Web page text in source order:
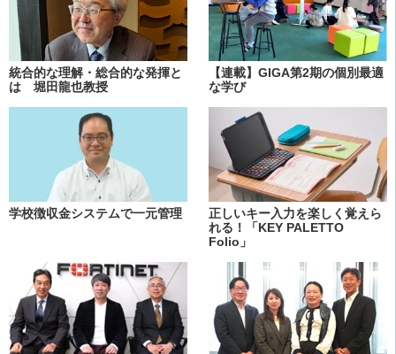
統合的な理解・総合的な発揮と
は 堀田龍也教授
【連載】GIGA第2期の個別最適
な学び
学校徴収金システムで一元管理
正しいキー入力を楽しく覚えら
れる！「KEY PALETTO
Folio」